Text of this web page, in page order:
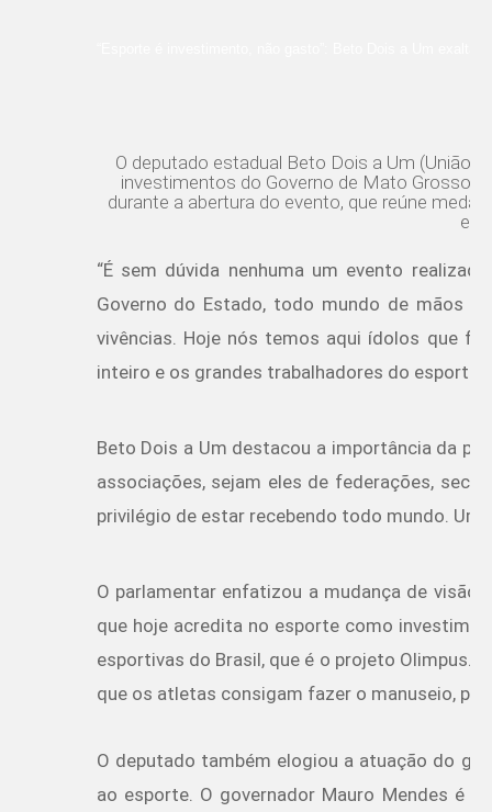
O deputado estadual Beto Dois a Um (União
investimentos do Governo de Mato Grosso
durante a abertura do evento, que reúne
“É sem dúvida nenhuma um evento
Governo do Estado, todo mundo de mãos
vivências. Hoje nós temos aqui ídolos que
inteiro e os grandes trabalhadores do
Beto Dois a Um destacou a importância da
associações, sejam eles de federações,
privilégio de estar recebendo todo mundo. Um
O parlamentar enfatizou a mudança de
que hoje acredita no esporte como
esportivas do Brasil, que é o projeto Olimpus.
que os atletas consigam fazer o manuseio,
O deputado também elogiou a atuação do
ao esporte. O governador Mauro Mendes é